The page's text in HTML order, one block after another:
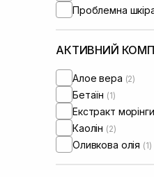
Проблемна
АКТИВНИЙ
Алое вера (2)
Бетаїн (1)
Екстракт морінги
Каолін (2)
Оливкова олія (1)